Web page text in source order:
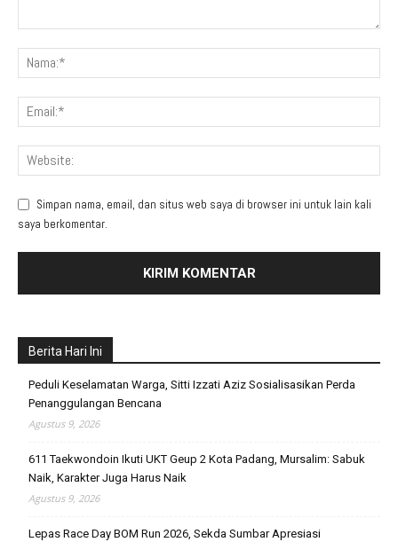
Simpan nama, email, dan situs web saya di browser ini untuk lain kali
saya berkomentar.
Berita Hari Ini
Peduli Keselamatan Warga, Sitti Izzati Aziz Sosialisasikan Perda
Penanggulangan Bencana
Agustus 9, 2026
611 Taekwondoin Ikuti UKT Geup 2 Kota Padang, Mursalim: Sabuk
Naik, Karakter Juga Harus Naik
Agustus 9, 2026
Lepas Race Day BOM Run 2026, Sekda Sumbar Apresiasi